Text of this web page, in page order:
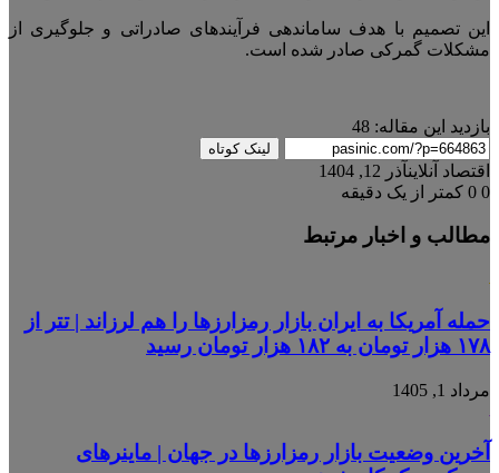
این تصمیم با هدف ساماندهی فرآیند‌های صادراتی و جلوگیری از
مشکلات گمرکی صادر شده است.
بازدید این مقاله: 48
لینک کوتاه
اقتصاد آنلاینآذر 12, 1404
0
کمتر از یک دقیقه
مطالب و اخبار مرتبط
حمله آمریکا به ایران بازار رمزارزها را هم لرزاند | تتر از
۱۷۸ هزار تومان به ۱۸۲ هزار تومان رسید
مرداد 1, 1405
آخرین وضعیت بازار رمزارزها در جهان | ماینرهای